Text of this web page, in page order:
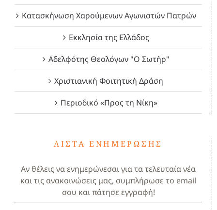
Κατασκήνωση Χαρούμενων Αγωνιστών Πατρών
Εκκλησία της Ελλάδος
Αδελφότης Θεολόγων "Ο Σωτήρ"
Χριστιανική Φοιτητική Δράση
Περιοδικό «Προς τη Νίκη»
ΛΊΣΤΑ ΕΝΗΜΈΡΩΣΗΣ
Αν θέλεις να ενημερώνεσαι για τα τελευταία νέα
και τις ανακοινώσεις μας, συμπλήρωσε το email
σου και πάτησε εγγραφή!